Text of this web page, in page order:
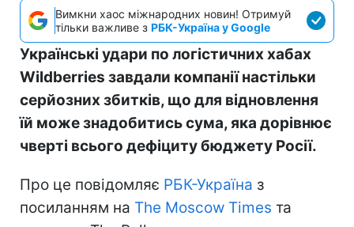
Вимкни хаос міжнародних новин! Отримуй
тільки важливе з РБК-Україна у Google
Українські удари по логістичних хабах
Wildberries завдали компанії настільки
серйозних збитків, що для відновлення
їй може знадобитись сума, яка дорівнює
чверті всього дефіциту бюджету Росії.
Про це повідомляє РБК-Україна з
посиланням на The Moscow Times та